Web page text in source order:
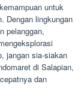
untuk
Dengan lingkungan
pelanggan,
jangan sia-siakan
di Salapian,
dan